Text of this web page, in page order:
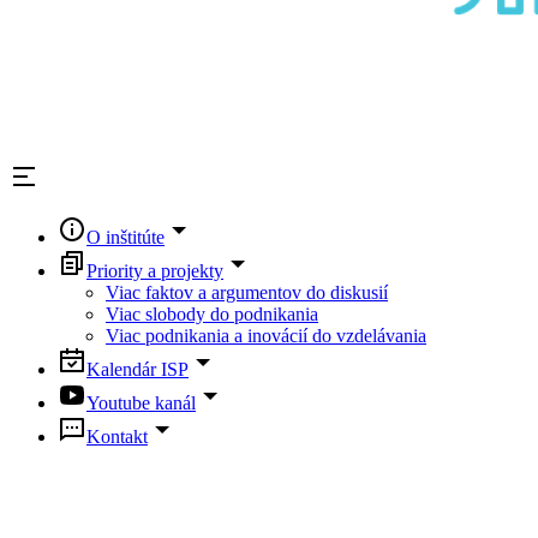
O inštitúte
Priority a projekty
Viac faktov a argumentov do diskusií
Viac slobody do podnikania
Viac podnikania a inovácií do vzdelávania
Kalendár ISP
Youtube kanál
Kontakt